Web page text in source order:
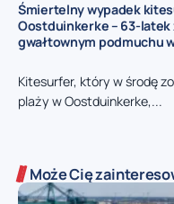
Śmiertelny wypadek
Oostduinkerke – 63-latek
gwałtownym podmuchu
Kitesurfer, który w środę
plaży w Oostduinkerke,...
Może Cię